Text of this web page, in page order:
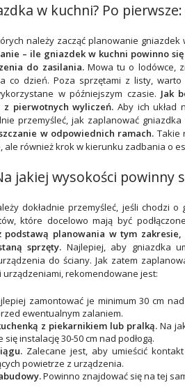
w kuchni? Po
należy zacząć planowanie
– ile gniazdek w kuchni powinno
do zasilania. Mowa tu o lodówce,
co dzień. Poza sprzętami z listy,
w późniejszym czasie. Jak
pierwotnych wyliczeń. Aby ich układ
przemyśleć, jak zaplanować gniazdka
w odpowiednich ramach. Takie
ale również krok w kierunku zadbania o
jakiej wysokości powinny
dokładnie przemyśleć, jeśli chodzi
które docelowo mają być
podstawą planowania w tym
sprzęty. Najlepiej, aby gniazdka
do ściany. Jak zatem
urządzeniami, rekomendowane jest:
zamontować je minimum 30 cm
ewentualnym zalaniem.
z piekarnikiem lub pralką.Na
instalację 30-50 cm nad podłogą.
Zalecane jest, aby umieścić
powietrze z urządzenia.
Powinno znajdować się na tej